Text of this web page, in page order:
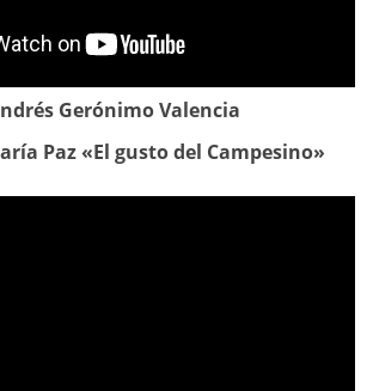
Gerónimo Valencia
Paz «El gusto del Campesino»